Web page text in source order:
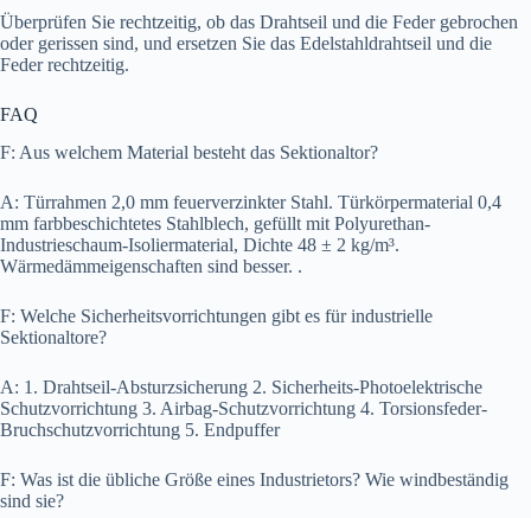
Überprüfen Sie rechtzeitig, ob das Drahtseil und die Feder gebrochen
oder gerissen sind, und ersetzen Sie das Edelstahldrahtseil und die
Feder rechtzeitig.
FAQ
F: Aus welchem Material besteht das Sektionaltor?
A: Türrahmen 2,0 mm feuerverzinkter Stahl. Türkörpermaterial 0,4
mm farbbeschichtetes Stahlblech, gefüllt mit Polyurethan-
Industrieschaum-Isoliermaterial, Dichte 48 ± 2 kg/m³.
Wärmedämmeigenschaften sind besser. .
F: Welche Sicherheitsvorrichtungen gibt es für industrielle
Sektionaltore?
A: 1. Drahtseil-Absturzsicherung 2. Sicherheits-Photoelektrische
Schutzvorrichtung 3. Airbag-Schutzvorrichtung 4. Torsionsfeder-
Bruchschutzvorrichtung 5. Endpuffer
F: Was ist die übliche Größe eines Industrietors? Wie windbeständig
sind sie?